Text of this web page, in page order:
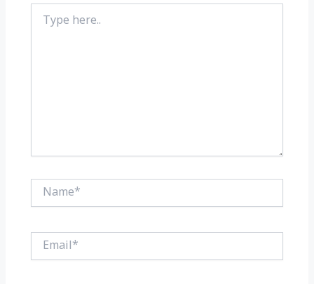
here..
Name*
Email*